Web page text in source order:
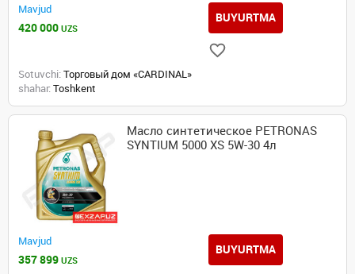
Mavjud
420 000 UZS
BUYURTMA
Sotuvchi: Торговый дом «CARDINAL»
shahar: Toshkent
Масло синтетическое PETRONAS
SYNTIUM 5000 XS 5W-30 4л
Mavjud
357 899 UZS
BUYURTMA